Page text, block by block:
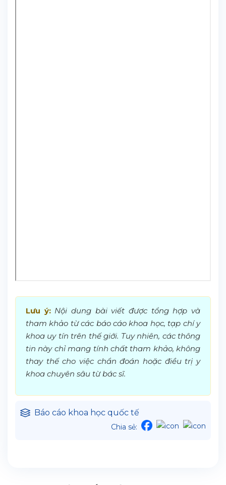
Lưu ý:Nội dung bài viết được tổng hợp và
tham khảo từ các báo cáo khoa học, tạp chí y
khoa uy tín trên thế giới. Tuy nhiên, các thông
tin này chỉ mang tính chất tham khảo, không
thay thế cho việc chẩn đoán hoặc điều trị y
khoa chuyên sâu từ bác sĩ.
Báo cáo khoa học quốc tế
Chia sẻ: